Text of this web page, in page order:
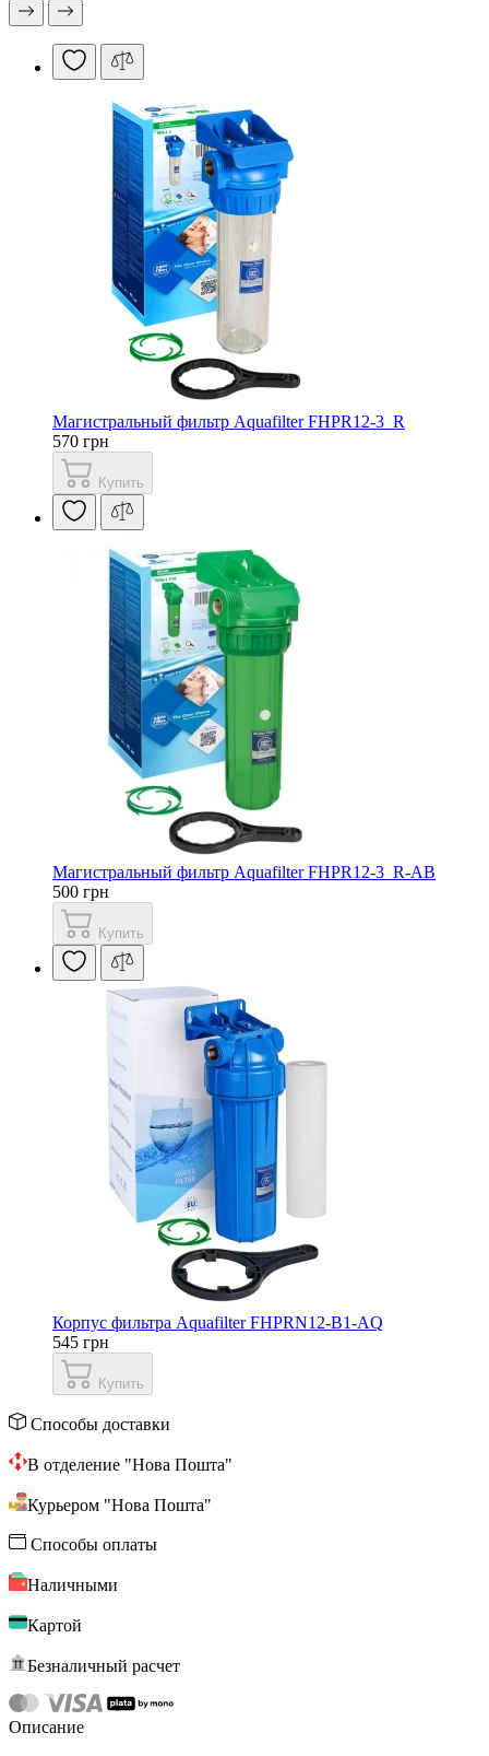
Магистральный фильтр Aquafilter FHPR12-3_R
570 грн
Купить
Магистральный фильтр Aquafilter FHPR12-3_R-AB
500 грн
Купить
Корпус фильтра Aquafilter FHPRN12-B1-AQ
545 грн
Купить
Способы доставки
В отделение "Нова Пошта"
Курьером "Нова Пошта"
Способы оплаты
Наличными
Картой
Безналичный расчет
Описание